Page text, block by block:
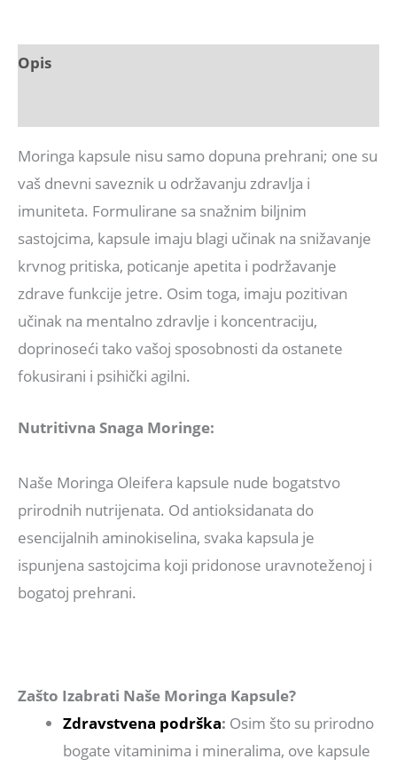
Opis
Moringa kapsule nisu samo dopuna prehrani; one su
vaš dnevni saveznik u održavanju zdravlja i
imuniteta. Formulirane sa snažnim biljnim
sastojcima, kapsule imaju blagi učinak na snižavanje
krvnog pritiska, poticanje apetita i podržavanje
zdrave funkcije jetre. Osim toga, imaju pozitivan
učinak na mentalno zdravlje i koncentraciju,
doprinoseći tako vašoj sposobnosti da ostanete
fokusirani i psihički agilni.
Nutritivna Snaga Moringe:
Naše Moringa Oleifera kapsule nude bogatstvo
prirodnih nutrijenata. Od antioksidanata do
esencijalnih aminokiselina, svaka kapsula je
ispunjena sastojcima koji pridonose uravnoteženoj i
bogatoj prehrani.
Zašto Izabrati Naše Moringa Kapsule?
Zdravstvena podrška: Osim što su prirodno
bogate vitaminima i mineralima, ove kapsule